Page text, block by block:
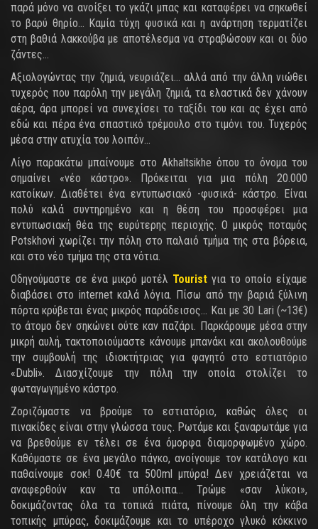
παρά μόνο να ανοίξει το γκάζι μπας και καταφέρει να σηκωθεί
το βαρύ θηρίο… Καμία τύχη φυσικά και η ανάρτηση τερματίζει
στη βαθιά λακκούβα με αποτέλεσμα να στραβώσουν και οι δύο
ζάντες…
Αξιολογώντας την ζημιά, νευριάζει… αλλά από την άλλη νιώθει
τυχερός που παρόλη την μεγάλη ζημιά, τα ελαστικά δεν χάνουν
αέρα, άρα μπορεί να συνεχίσει το ταξίδι του και ας έχει από
εδώ και πέρα ένα σπαστικό τρέμουλο στο τιμόνι του. Τυχερός
μέσα στην ατυχία του λοιπόν…
Λίγο παρακάτω μπαίνουμε στο Akhaltsikhe όπου το όνομα του
σημαίνει «νέο κάστρο». Πρόκειται για μια πόλη 20.000
κατοίκων. Διαθέτει ένα εντυπωσιακό -φυσικά- κάστρο. Είναι
πολύ καλά συντηρημένο και η θέση του προσφέρει μια
εντυπωσιακή θέα της ευρύτερης περιοχής. Ο μικρός ποταμός
Potskhovi χωρίζει την πόλη στο παλαιό τμήμα της στα βόρεια,
και στο νέο τμήμα της στα νότια.
Οδηγούμαστε σε ένα μικρό μοτέλ Tourist για το οποίο είχαμε
διαβάσει στο internet καλά λόγια. Πίσω από την βαριά ξύλινη
πόρτα κρύβεται ένας μικρός παράδεισος… Και με 30 Lari (~13€)
το άτομο δεν σηκώνει ούτε καν παζάρι. Παρκάρουμε μέσα στην
μικρή αυλή, τακτοποιούμαστε κάνουμε μπανάκι και ακολουθούμε
την συμβουλή της ιδιοκτήτριας για φαγητό στο εστιατόριο
«Dubli». Διασχίζουμε την πόλη την οποία στολίζει το
φωταγωγημένο κάστρο.
Ζοριζόμαστε να βρούμε το εστιατόριο, καθώς όλες οι
πινακίδες είναι στην γλώσσα τους. Ρωτάμε και ξαναρωτάμε για
να βρεθούμε εν τέλει σε ένα όμορφα διαμορφωμένο χώρο.
Καθόμαστε σε ένα μεγάλο πάγκο, ανοίγουμε τον κατάλογο και
παθαίνουμε σοκ! 0.40€ τα 500ml μπύρα! Δεν χρειάζεται να
αναφερθούν καν τα υπόλοιπα… Τρώμε «σαν λύκοι»,
δοκιμάζοντας όλα τα τοπικά πιάτα, πίνουμε όλη την κάβα
τοπικής μπύρας, δοκιμάζουμε και το υπέροχο γλυκό κόκκινο